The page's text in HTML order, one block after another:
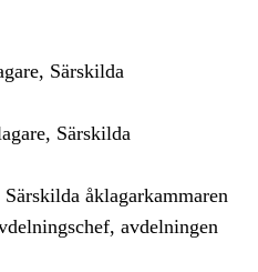
Särskilda
Särskilda
åklagarkammaren
avdelningen